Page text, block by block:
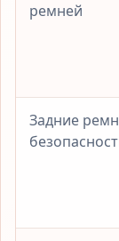
ремней
Задние